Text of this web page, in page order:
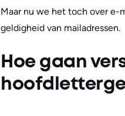
Maar nu we het toch over e-
geldigheid van mailadressen.
Hoe gaan